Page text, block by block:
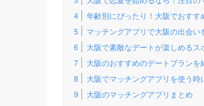
年齢別にぴったり！大阪でおすす
マッチングアプリで大阪の出会い
大阪で素敵なデートが楽しめるス
大阪のおすすめのデートプランを
大阪でマッチングアプリを使う時
大阪のマッチングアプリまとめ